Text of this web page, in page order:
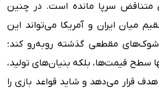
متناقض سرپا مانده است. در چنین
میان ایران و آمریکا می‌تواند این
از شوک‌های مقطعی گذشته روبه‌رو کند؛
سطح قیمت‌ها، بلکه بنیان‌های تولید،
قرار می‌دهد و شاید قواعد بازی را